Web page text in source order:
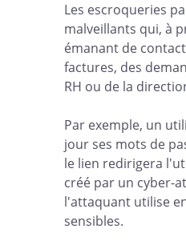
Les escroqueries
malveillants qui, à
émanant de
factures, des
RH ou de la
Par exemple, un
jour ses mots de
le lien redirigera
créé par un cyber-
l'attaquant utilise
sensibles.